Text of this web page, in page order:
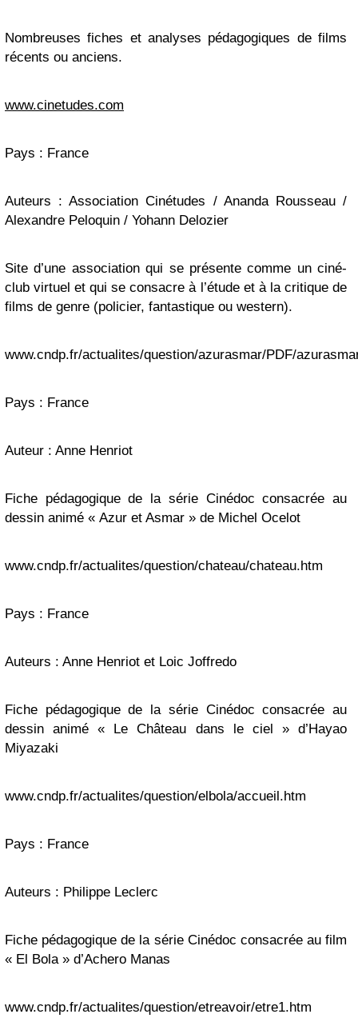
Nombreuses fiches et analyses pédagogiques de films
récents ou anciens.
www.cinetudes.com
Pays : France
Auteurs : Association Cinétudes / Ananda Rousseau /
Alexandre Peloquin / Yohann Delozier
Site d’une association qui se présente comme un ciné-
club virtuel et qui se consacre à l’étude et à la critique de
films de genre (policier, fantastique ou western).
www.cndp.fr/actualites/question/azurasmar/PDF/
Pays : France
Auteur : Anne Henriot
Fiche pédagogique de la série Cinédoc consacrée au
dessin animé « Azur et Asmar » de Michel Ocelot
www.cndp.fr/actualites/question/chateau/chateau.htm
Pays : France
Auteurs : Anne Henriot et Loic Joffredo
Fiche pédagogique de la série Cinédoc consacrée au
dessin animé « Le Château dans le ciel » d’Hayao
Miyazaki
www.cndp.fr/actualites/question/elbola/accueil.htm
Pays : France
Auteurs : Philippe Leclerc
Fiche pédagogique de la série Cinédoc consacrée au film
« El Bola » d’Achero Manas
www.cndp.fr/actualites/question/etreavoir/etre1.htm